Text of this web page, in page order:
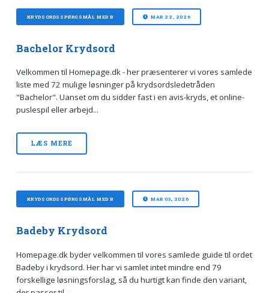
KRYDSORDSSPØRGSMÅL MED B MAR 22, 2026
Bachelor Krydsord
Velkommen til Homepage.dk - her præsenterer vi vores samlede
liste med 72 mulige løsninger på krydsordsledetråden
"Bachelor". Uanset om du sidder fast i en avis‑kryds, et online-
puslespil eller arbejd...
LÆS MERE
KRYDSORDSSPØRGSMÅL MED B MAR 03, 2026
Badeby Krydsord
Homepage.dk byder velkommen til vores samlede guide til ordet
Badeby i krydsord. Her har vi samlet intet mindre end 79
forskellige løsningsforslag, så du hurtigt kan finde den variant,